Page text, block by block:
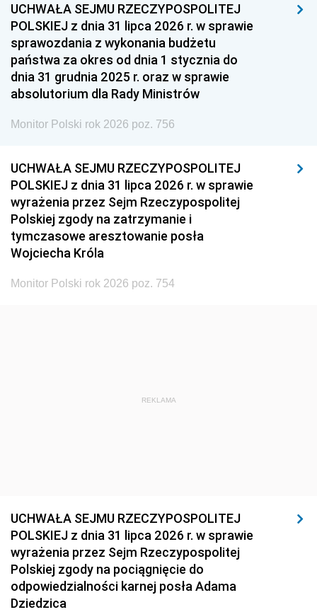
1939 1938 1937
1936 1930
UCHWAŁA SEJMU RZECZYPOSPOLITEJ
POLSKIEJ z dnia 31 lipca 2026 r. w sprawie
sprawozdania z wykonania budżetu
państwa za okres od dnia 1 stycznia do
dnia 31 grudnia 2025 r. oraz w sprawie
absolutorium dla Rady Ministrów
Monitor Polski rok 2026 poz. 756
UCHWAŁA SEJMU RZECZYPOSPOLITEJ
POLSKIEJ z dnia 31 lipca 2026 r. w sprawie
wyrażenia przez Sejm Rzeczypospolitej
Polskiej zgody na zatrzymanie i
tymczasowe aresztowanie posła
Wojciecha Króla
Monitor Polski rok 2026 poz. 754
REKLAMA
UCHWAŁA SEJMU RZECZYPOSPOLITEJ
POLSKIEJ z dnia 31 lipca 2026 r. w sprawie
wyrażenia przez Sejm Rzeczypospolitej
Polskiej zgody na pociągnięcie do
odpowiedzialności karnej posła Adama
Dziedzica